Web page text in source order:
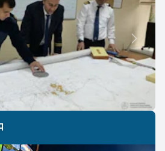
Next